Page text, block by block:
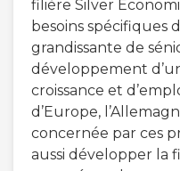
filière Silver
besoins spécifiques
grandissante de
développement
croissance et
d’Europe,
concernée par ces
aussi développer la